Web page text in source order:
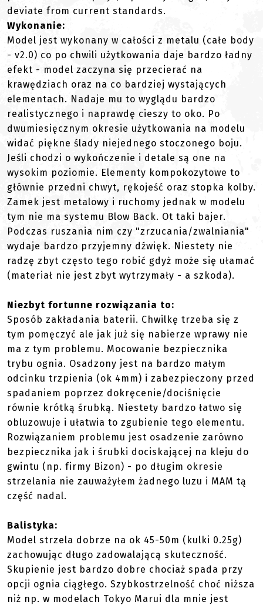
deviate from current standards.
Wykonanie:
Model jest wykonany w całości z metalu (całe body
- v2.0) co po chwili użytkowania daje bardzo ładny
efekt - model zaczyna się przecierać na
krawędziach oraz na co bardziej wystających
elementach. Nadaje mu to wyglądu bardzo
realistycznego i naprawdę cieszy to oko. Po
dwumiesięcznym okresie użytkowania na modelu
widać piękne ślady niejednego stoczonego boju.
Jeśli chodzi o wykończenie i detale są one na
wysokim poziomie. Elementy kompokozytowe to
głównie przedni chwyt, rękojeść oraz stopka kolby.
Zamek jest metalowy i ruchomy jednak w modelu
tym nie ma systemu Blow Back. Ot taki bajer.
Podczas ruszania nim czy "zrzucania/zwalniania"
wydaje bardzo przyjemny dźwięk. Niestety nie
radzę zbyt często tego robić gdyż może się ułamać
(materiał nie jest zbyt wytrzymały - a szkoda).
Niezbyt fortunne rozwiązania to:
Sposób zakładania baterii. Chwilkę trzeba się z
tym pomęczyć ale jak już się nabierze wprawy nie
ma z tym problemu. Mocowanie bezpiecznika
trybu ognia. Osadzony jest na bardzo małym
odcinku trzpienia (ok 4mm) i zabezpieczony przed
spadaniem poprzez dokręcenie/dociśnięcie
równie krótką śrubką. Niestety bardzo łatwo się
obluzowuje i ułatwia to zgubienie tego elementu.
Rozwiązaniem problemu jest osadzenie zarówno
bezpiecznika jak i śrubki dociskającej na kleju do
gwintu (np. firmy Bizon) - po długim okresie
strzelania nie zauważyłem żadnego luzu i MAM tą
część nadal.
Balistyka:
Model strzela dobrze na ok 45-50m (kulki 0.25g)
zachowując długo zadowalającą skuteczność.
Skupienie jest bardzo dobre chociaż spada przy
opcji ognia ciągłego. Szybkostrzelność choć niższa
niż np. w modelach Tokyo Marui dla mnie jest